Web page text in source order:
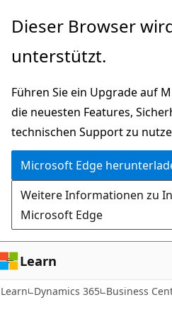
Zu
wechseln
Dieser Browser
unterstützt.
Führen Sie ein Upgrade auf
die neuesten Features,
technischen Support zu
Microsoft Edge
Weitere Informationen zu
Microsoft Edge
Learn
Learn Dynamics 365 Business